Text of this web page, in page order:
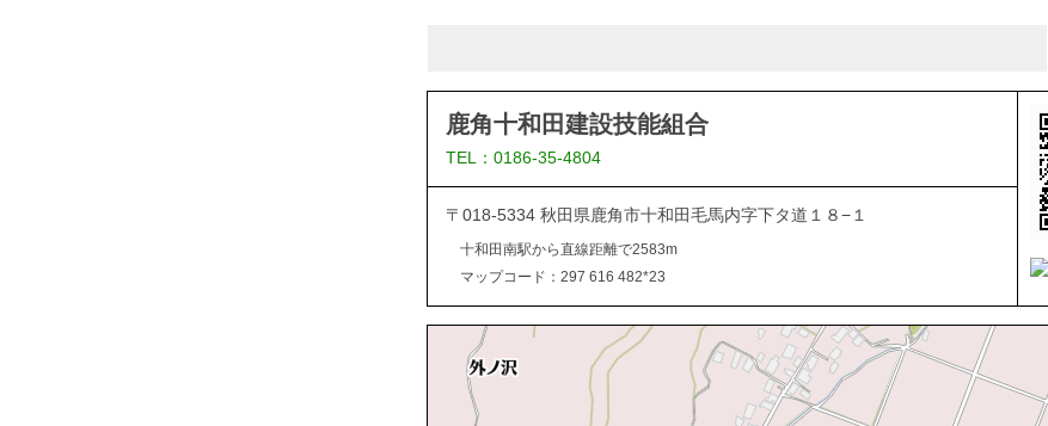
鹿角十和田建設技能組合
TEL：0186-35-4804
〒018-5334 秋田県鹿角市十和田毛馬内字下タ道１８−１
十和田南駅から直線距離で2583m
マップコード：297 616 482*23